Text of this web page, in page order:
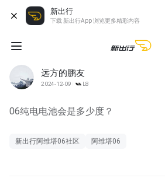
新出行
下载 新出行App 浏览更多精彩内容
远方的鹏友
2024-12-09 L8
06纯电电池会是多少度？
新出行阿维塔06社区 阿维塔06